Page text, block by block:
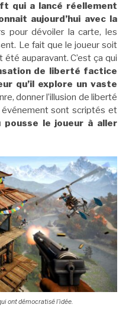
qui a lancé réellement
aujourd’hui avec la
pour dévoiler la carte, les
Le fait que le joueur soit
été auparavant. C’est ça qui
de liberté factice
qu’il explore un vaste
donner l’illusion de liberté
sont scriptés et
pousse le joueur à aller
ont démocratisé l’idée.